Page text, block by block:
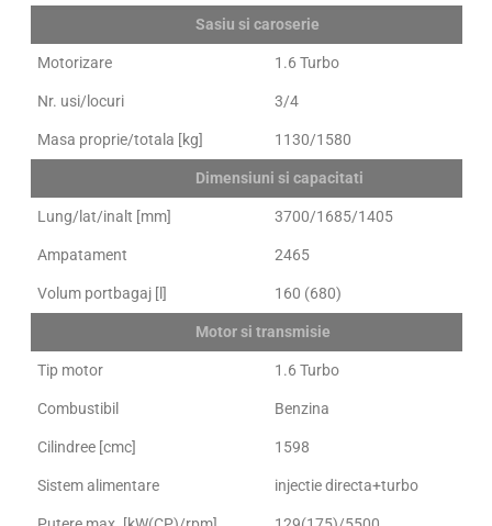
Sasiu si caroserie
Motorizare 1.6 Turbo
Nr. usi/locuri 3/4
Masa proprie/totala [kg] 1130/1580
Dimensiuni si capacitati
Lung/lat/inalt [mm] 3700/1685/1405
Ampatament 2465
Volum portbagaj [l] 160 (680)
Motor si transmisie
Tip motor 1.6 Turbo
Combustibil Benzina
Cilindree [cmc] 1598
Sistem alimentare injectie directa+turbo